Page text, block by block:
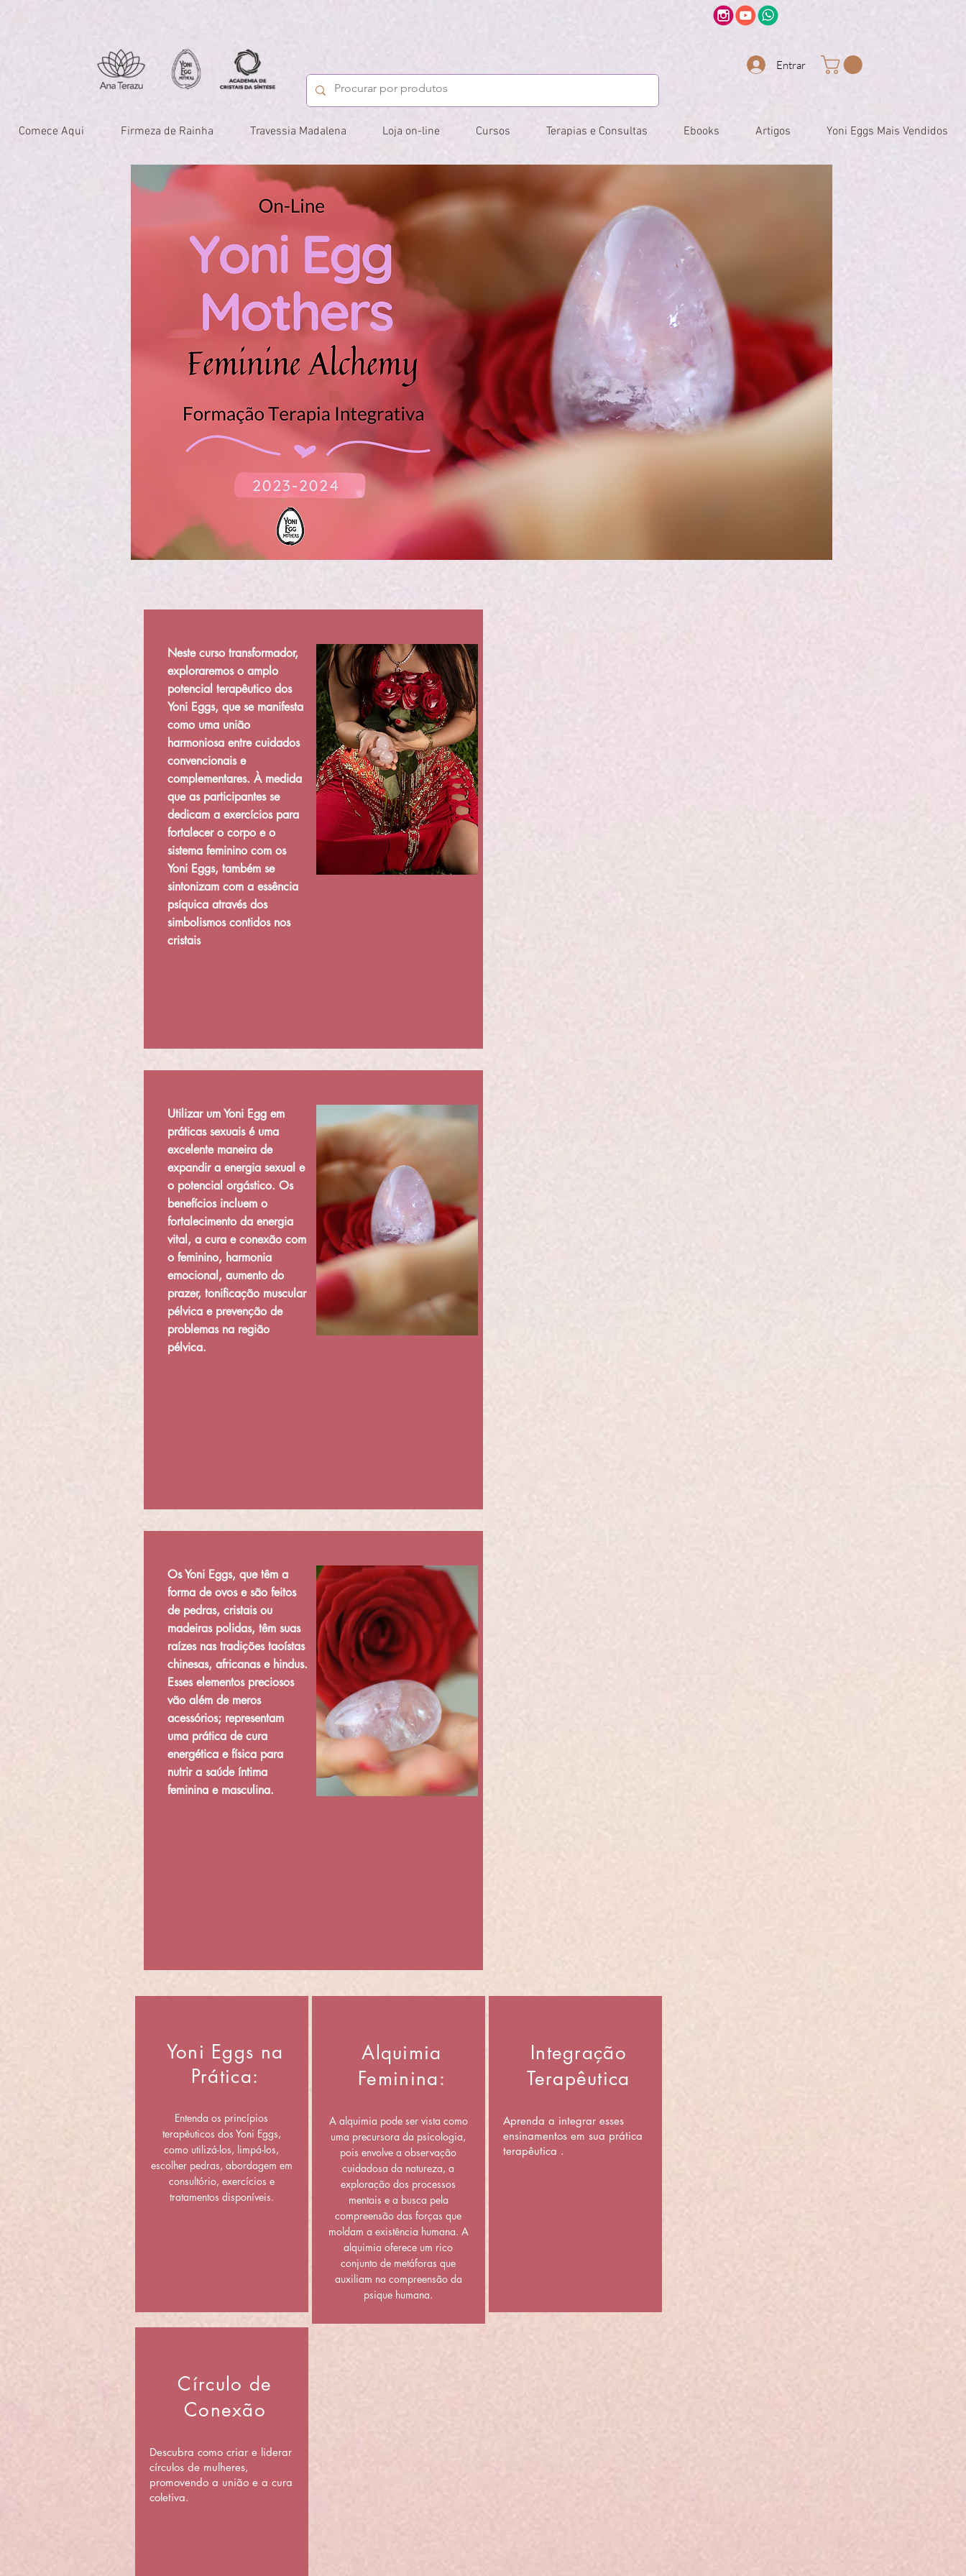
Entrar
Comece Aqui Firmeza de Rainha Travessia Madalena Loja on-line Cursos Terapias e Consultas Ebooks Artigos Yoni Eggs Mais Vendidos
Neste curso transformador,
exploraremos o amplo
potencial terapêutico dos
Yoni Eggs, que se manifesta
como uma união
harmoniosa entre cuidados
convencionais e
complementares. À medida
que as participantes se
dedicam a exercícios para
fortalecer o corpo e o
sistema feminino com os
Yoni Eggs, também se
sintonizam com a essência
psíquica através dos
simbolismos contidos nos
cristais
Utilizar um Yoni Egg em
práticas sexuais é uma
excelente maneira de
expandir a energia sexual e
o potencial orgástico. Os
benefícios incluem o
fortalecimento da energia
vital, a cura e conexão com
o feminino, harmonia
emocional, aumento do
prazer, tonificação muscular
pélvica e prevenção de
problemas na região
pélvica.
Os Yoni Eggs, que têm a
forma de ovos e são feitos
de pedras, cristais ou
madeiras polidas, têm suas
raízes nas tradições taoístas
chinesas, africanas e hindus.
Esses elementos preciosos
vão além de meros
acessórios; representam
uma prática de cura
energética e física para
nutrir a saúde íntima
feminina e masculina.
Yoni Eggs na
Prática:
Entenda os princípios
terapêuticos dos Yoni Eggs,
como utilizá-los, limpá-los,
escolher pedras, abordagem em
consultório, exercícios e
tratamentos disponíveis.
Alquimia
Feminina:
A alquimia pode ser vista como
uma precursora da psicologia,
pois envolve a observação
cuidadosa da natureza, a
exploração dos processos
mentais e a busca pela
compreensão das forças que
moldam a existência humana. A
alquimia oferece um rico
conjunto de metáforas que
auxiliam na compreensão da
psique humana.
Integração
Terapêutica
Aprenda a integrar esses
ensinamentos em sua prática
terapêutica .
Círculo de
Conexão
Descubra como criar e liderar
círculos de mulheres,
promovendo a união e a cura
coletiva.